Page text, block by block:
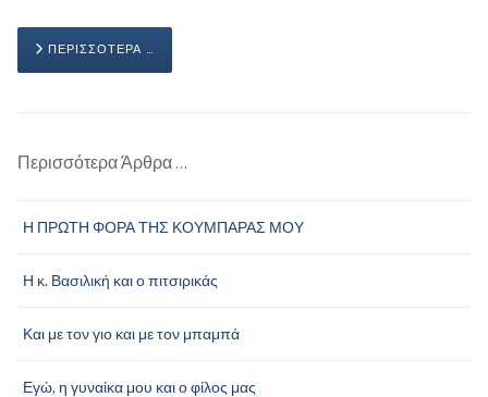
ΠΕΡΙΣΣΌΤΕΡΑ …
Περισσότερα Άρθρα …
Η ΠΡΩΤΗ ΦΟΡΑ ΤΗΣ ΚΟΥΜΠΑΡΑΣ ΜΟΥ
Η κ. Βασιλική και ο πιτσιρικάς
Και με τον γιο και με τον μπαμπά
Εγώ, η γυναίκα μου και ο φίλος μας